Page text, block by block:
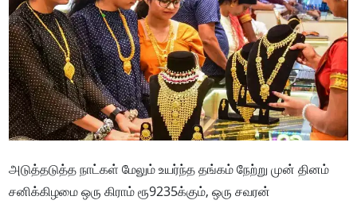
அடுத்தடுத்த நாட்கள் மேலும் உயர்ந்த தங்கம் நேற்று முன் தினம்
சனிக்கிழமை ஒரு கிராம் ரூ9235க்கும், ஒரு சவரன்